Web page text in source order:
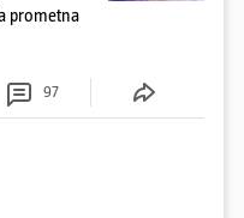
prometna
97